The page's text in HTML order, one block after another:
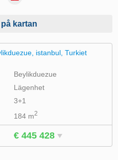
kartan
istanbul, Turkiet
Beylikduezue
Lägenhet
3+1
184 m2
€ 445 428